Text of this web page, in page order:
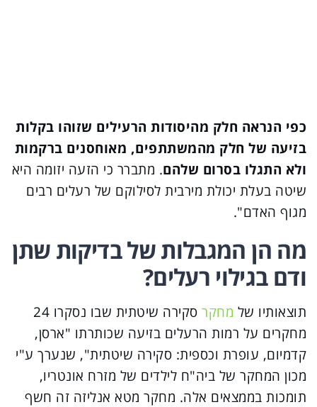
כפי הנראה חלק מהיסודות הרעילים שזוהו בקלות
בזיעה של חלק מהמשתתפים, מאוחסנים ברקמות
ולא התגלו בסרום שלהם. מתברר כי הזעה יזומה היא
שיטה בעלת יכולת מירבית לסילוקם של רעלים רבים
מגוף האדם".
מה הן המגבלות של בדיקות שתן
ודם בגילוי רעלים?
תוצאותיו של מחקר
סקירה שיטתית שבו נסקרו 24
מחקרים על רמות הרעלים בזיעה שכותרתו "ארסן,
קדמיום, עופרת וכספית: סקירה שיטתית", שנערך ע"י
מכון המחקר של ביה"ח לילדים של מזרח אונטריו,
תומכות בממצאים אלה. מחקר מטא אנליזה זה חשף